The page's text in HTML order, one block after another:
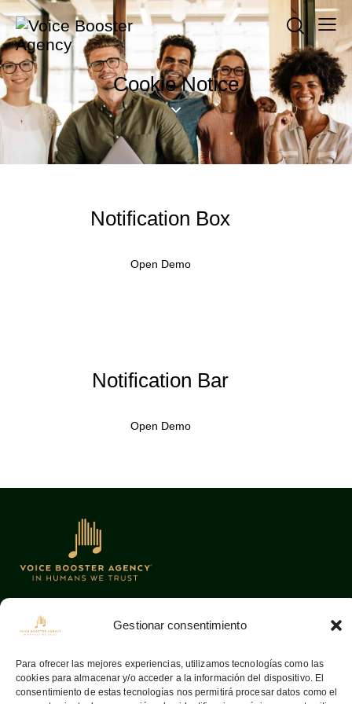
Gestionar consentimiento
Para ofrecer las mejores experiencias, utilizamos tecnologías como las
cookies para almacenar y/o acceder a la información del dispositivo. El
consentimiento de estas tecnologías nos permitirá procesar datos como el
Cookie Notice
Notification Box
Open Demo
Notification Bar
Open Demo
Oficinas
08036Barcelona —
Aribau, 142
Links
Home
Sobre nosotros